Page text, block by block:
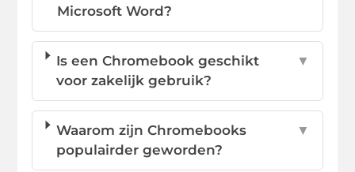
Microsoft Word?
Is een Chromebook geschikt
voor zakelijk gebruik?
▼
Waarom zijn Chromebooks
populairder geworden?
▼